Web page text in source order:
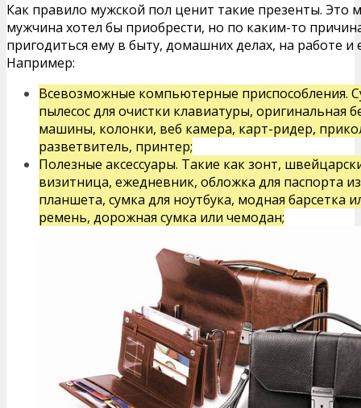
Как правило мужской пол ценит такие презенты. Это
мужчина хотел бы приобрести, но по каким-то
пригодиться ему в быту, домашних делах, на работе и
Например:
Всевозможные компьютерные приспособления.
пылесос для очистки клавиатуры,
машины, колонки, веб камера, карт-ридер,
разветвитель, принтер;
Полезные аксессуары. Такие как зонт,
визитница, ежедневник, обложка для паспорта
планшета, сумка для ноутбука, модная барсетка
ремень, дорожная сумка или чемодан;